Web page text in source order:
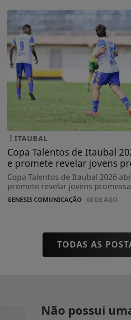
ITAUBAL
Copa Talentos de Itaubal
e promete revelar jovens
Copa Talentos de Itaubal 2026
promete revelar jovens
GENESIS COMUNICAÇÃO- 08 DE AGO
TODAS AS
Não possui